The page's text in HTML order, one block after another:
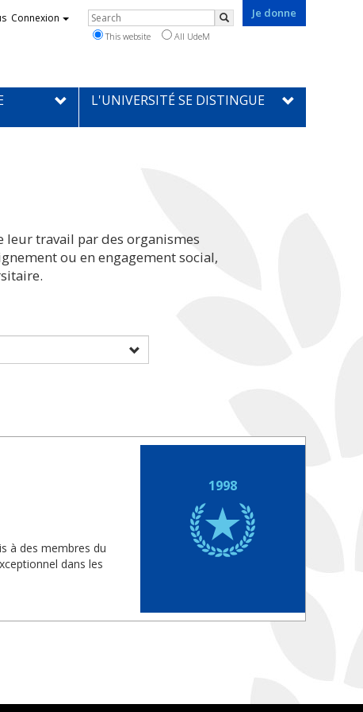
Je donne
Connexion Rechercher
Search
This website All UdeM
L'UNIVERSITÉ SE DISTINGUE
leur travail par des organismes
ou en engagement social,
à des membres du
dans les
1998